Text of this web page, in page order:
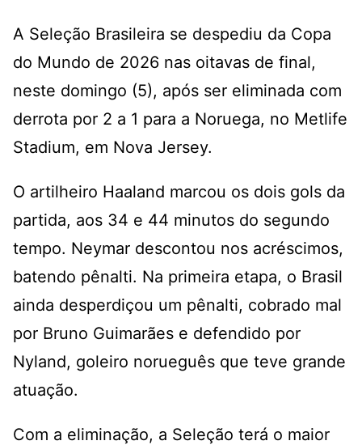
A Seleção Brasileira se despediu da Copa
do Mundo de 2026 nas oitavas de final,
neste domingo (5), após ser eliminada com
derrota por 2 a 1 para a Noruega, no Metlife
Stadium, em Nova Jersey.
O artilheiro Haaland marcou os dois gols da
partida, aos 34 e 44 minutos do segundo
tempo. Neymar descontou nos acréscimos,
batendo pênalti. Na primeira etapa, o Brasil
ainda desperdiçou um pênalti, cobrado mal
por Bruno Guimarães e defendido por
Nyland, goleiro norueguês que teve grande
atuação.
Com a eliminação, a Seleção terá o maior